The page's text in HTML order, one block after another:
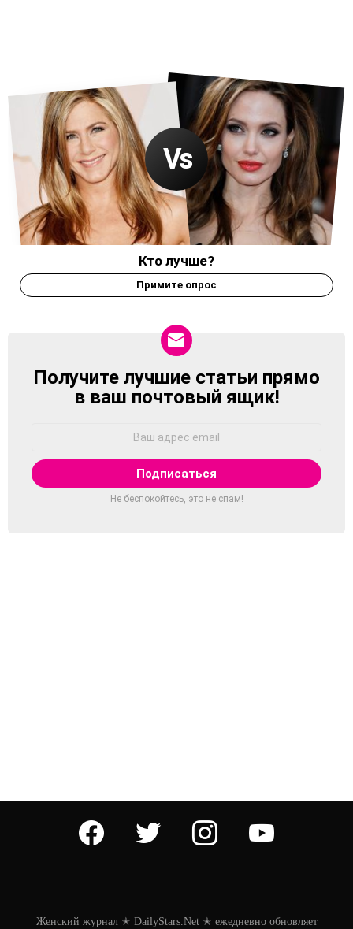
Кто лучше?
Примите опрос
NEWSLETTER
Получите лучшие статьи прямо
в ваш почтовый ящик!
Не беспокойтесь, это не спам!
facebook twitter instagram youtube
Женский журнал ✭ DailyStars.Net ✭ ежедневно обновляет